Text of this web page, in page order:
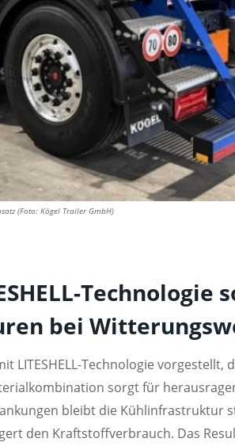
(Foto: Kögel Trailer GmbH)
Technologie
bei
LITESHELL-Technologie
sorgt für
bleibt die Kühlinfrastruktur
den Kraftstoffverbrauch. Das